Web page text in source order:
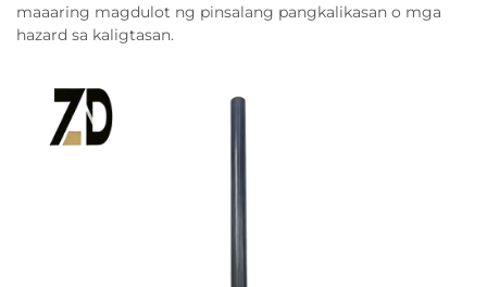
maaaring magdulot ng pinsalang pangkalikasan o mga
hazard sa kaligtasan.